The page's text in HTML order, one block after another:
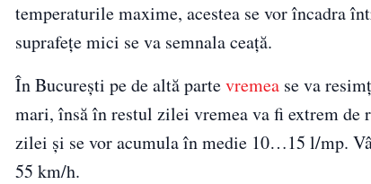
temperaturile maxime, acestea se vor încadra
suprafețe mici se va semnala ceață.
În București pe de altă partevremea se va
mari, însă în restul zilei vremea va fi extrem de
zilei și se vor acumula în medie 10…15 l/mp.
55 km/h.